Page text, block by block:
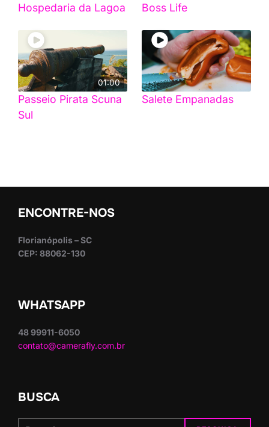
Hospedaria da Lagoa Boss Life
01:00
Passeio Pirata Scuna
Sul
Salete Empanadas
ENCONTRE-NOS
Florianópolis – SC
CEP: 88062-130
WHATSAPP
48 99911-6050
contato@camerafly.com.br
BUSCA